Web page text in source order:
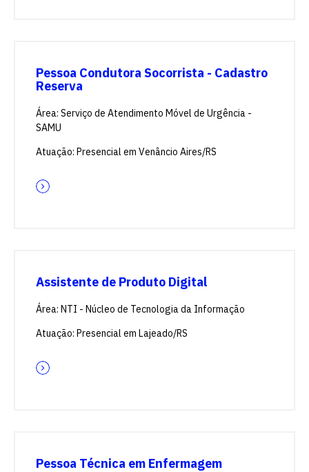
Pessoa Condutora Socorrista - Cadastro
Reserva
Área: Serviço de Atendimento Móvel de Urgência -
SAMU
Atuação: Presencial em Venâncio Aires/RS
Assistente de Produto Digital
Área: NTI - Núcleo de Tecnologia da Informação
Atuação: Presencial em Lajeado/RS
Pessoa Técnica em Enfermagem